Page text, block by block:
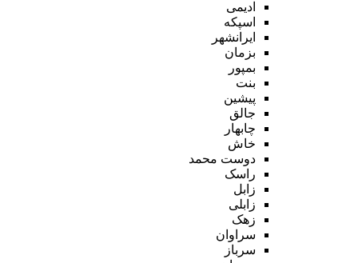
ادیمی
اسپکه
ایرانشهر
بزمان
بمپور
بنت
پیشین
جالق
چابهار
خاش
دوست محمد
راسک
زابل
زابلی
زهک
سراوان
سرباز